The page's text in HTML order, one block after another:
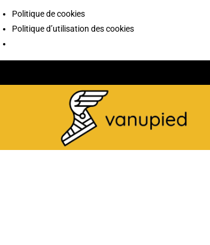
Politique de cookies
Politique d’utilisation des cookies